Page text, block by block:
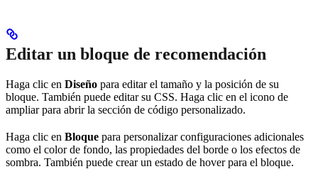
Editar un bloque de recomendación
Haga clic en Diseño para editar el tamaño y la posición de su
bloque. También puede editar su CSS. Haga clic en el icono de
ampliar para abrir la sección de código personalizado.
Haga clic en Bloque para personalizar configuraciones adicionales
como el color de fondo, las propiedades del borde o los efectos de
sombra. También puede crear un estado de hover para el bloque.